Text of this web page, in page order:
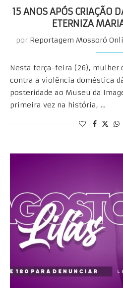
15 ANOS APÓS CRIAÇÃO
ETERNIZA
por Reportagem Mossoró
Nesta terça-feira (26), mulher
contra a violência doméstica
posteridade ao Museu da
primeira vez na história, …